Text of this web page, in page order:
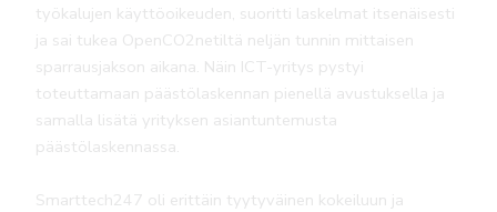
työkalujen käyttöoikeuden, suoritti laskelmat itsenäisesti
ja sai tukea OpenCO2netiltä neljän tunnin mittaisen
sparrausjakson aikana. Näin ICT-yritys pystyi
toteuttamaan päästölaskennan pienellä avustuksella ja
samalla lisätä yrityksen asiantuntemusta
päästölaskennassa.
Smarttech247 oli erittäin tyytyväinen kokeiluun ja